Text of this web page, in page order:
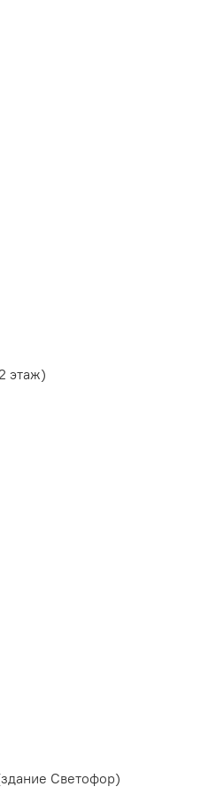
этаж)
Светофор)